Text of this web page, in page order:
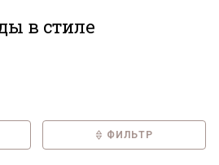
в стиле
ФИЛЬТР